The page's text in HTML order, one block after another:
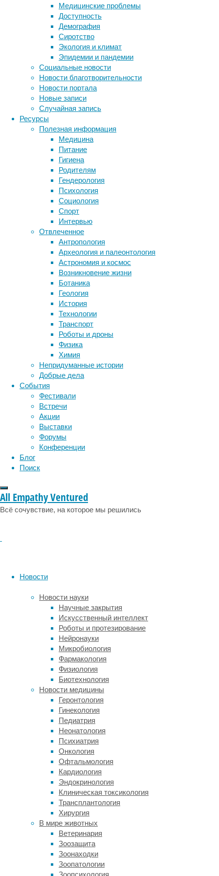
Медицинские проблемы
Доступность
Демография
Сиротство
Экология и климат
Эпидемии и пандемии
Социальные новости
Новости благотворительности
Новости портала
Новые записи
Случайная запись
Ресурсы
Полезная информация
Медицина
Питание
Гигиена
Родителям
Гендерология
Психология
Социология
Спорт
Интервью
Отвлеченное
Антропология
Археология и палеонтология
Астрономия и космос
Возникновение жизни
Ботаника
Геология
История
Технологии
Транспорт
Роботы и дроны
Физика
Химия
Непридуманные истории
Добрые дела
События
Фестивали
Встречи
Акции
Выставки
Форумы
Конференции
Блог
Поиск
All Empathy Ventured
Всё сочувствие, на которое мы решились
Новости
Новости науки
Научные закрытия
Искусственный интеллект
Роботы и протезирование
Нейронауки
Микробиология
Фармакология
Физиология
Биотехнология
Новости медицины
Геронтология
Гинекология
Педиатрия
Неонатология
Психиатрия
Онкология
Офтальмология
Кардиология
Эндокринология
Клиническая токсикология
Трансплантология
Хирургия
В мире животных
Ветеринария
Зоозащита
Зоонаходки
Зоопатологии
Зоопсихология
этом
комплексе
жестоким
обращением
матери
оказывает
влияние
на
развитие
еще
одной
структуры
мозга
миндалевидного
тела.
Новое
исследование
крысах
показывает
степень
повреждения
головного
мозга
у
новорождённых
грызунов
даже
от
кратковременного
насилия
Жестокое
обращение
является
риска
огромного
количества
расстройств
физического
психического
здоровья,
большинство
из
которых
проявляется
более
позднем
возрасте
людей,
животных.
менее,
Метки
ДНК бактерии биология
биотехнология вирусы
генетика дети
здоровье
инструменты и методы
исследования
лекарства медицина
мозг наука неврология
нейробиология
нейрофизиология
поведение
сон социальные проблемы
физиология
эмоции эпидемия